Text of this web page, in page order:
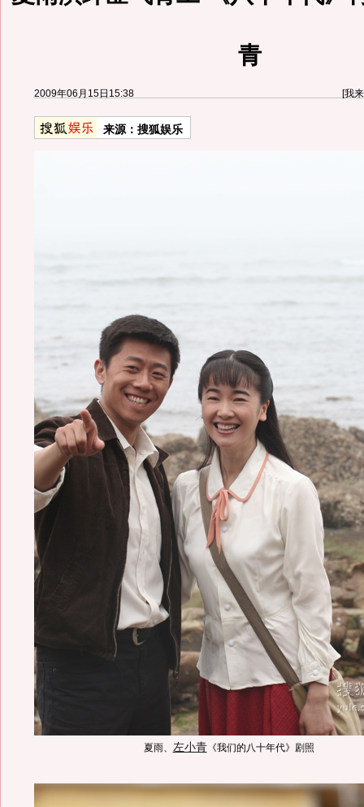
青
2009年06月15日15:38 [我
来源： 搜狐娱乐
夏雨、 左小青《我们的八十年代》剧照